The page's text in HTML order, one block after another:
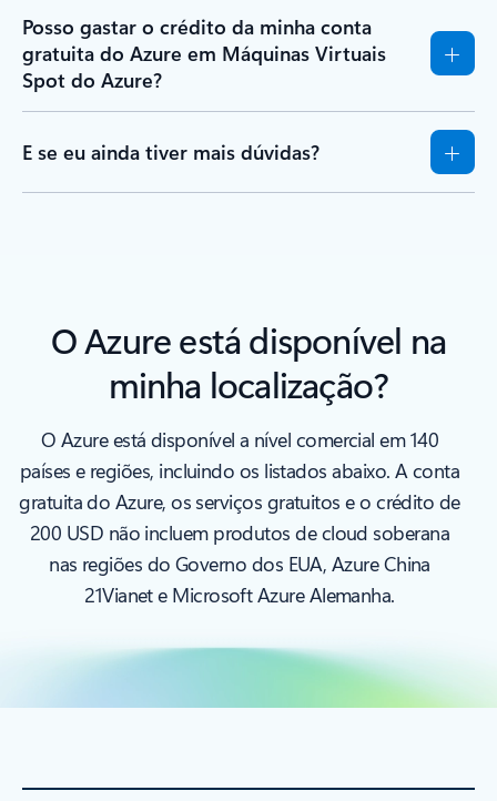
Posso gastar o crédito da minha conta
gratuita do Azure em Máquinas Virtuais
Spot do Azure?
E se eu ainda tiver mais dúvidas?
O Azure está disponível na
minha localização?
O Azure está disponível a nível comercial em 140
países e regiões, incluindo os listados abaixo. A conta
gratuita do Azure, os serviços gratuitos e o crédito de
200 USD não incluem produtos de cloud soberana
nas regiões do Governo dos EUA, Azure China
21Vianet e Microsoft Azure Alemanha.